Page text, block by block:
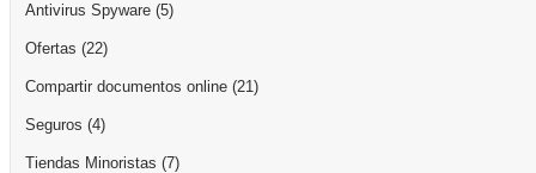
Antivirus Spyware (5)
Ofertas (22)
Compartir documentos online (21)
Seguros (4)
Tiendas Minoristas (7)